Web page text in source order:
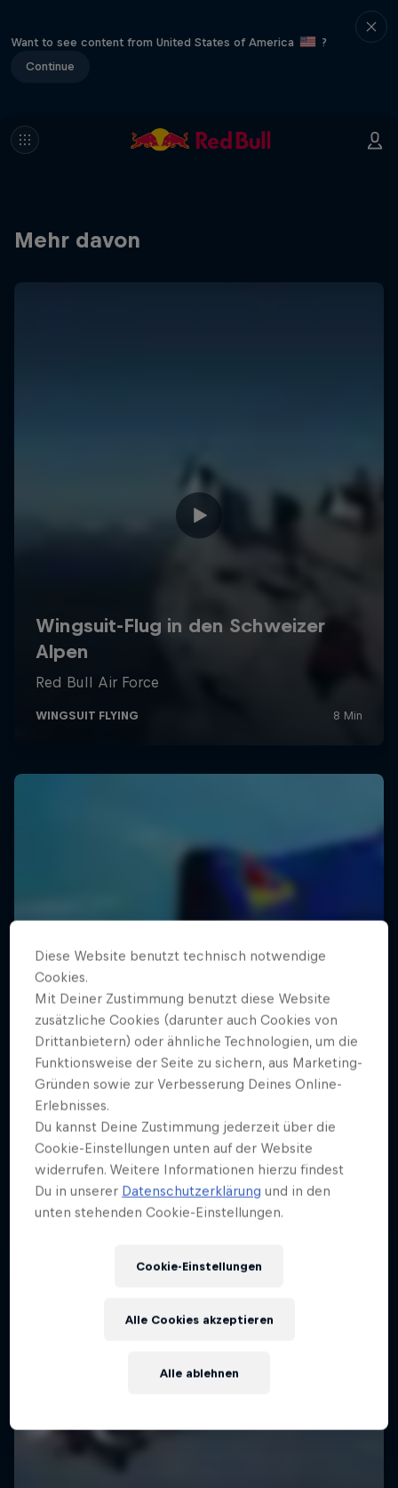
Want to see content from United States of America
?
Continue
Mehr davon
Diese Website benutzt technisch notwendige
Cookies.
Mit Deiner Zustimmung benutzt diese Website
zusätzliche Cookies (darunter auch Cookies von
Drittanbietern) oder ähnliche Technologien, um die
Funktionsweise der Seite zu sichern, aus Marketing-
Gründen sowie zur Verbesserung Deines Online-
Erlebnisses.
Du kannst Deine Zustimmung jederzeit über die
Cookie-Einstellungen unten auf der Website
widerrufen. Weitere Informationen hierzu findest
Du in unserer Datenschutzerklärung und in den
unten stehenden Cookie-Einstellungen.
Cookie-Einstellungen
Alle ablehnen
Alle Cookies akzeptieren